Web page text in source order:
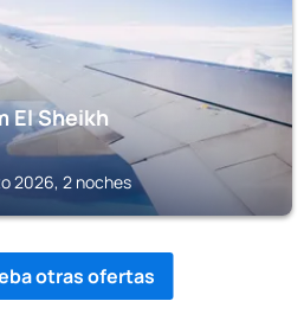
El Sheikh
2026, 2 noches
otras ofertas